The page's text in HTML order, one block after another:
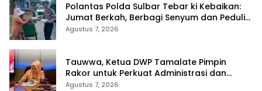
Polantas Polda Sulbar Tebar ki Kebaikan:
Jumat Berkah, Berbagi Senyum dan Peduli
Sepenuh Hati
Agustus 7, 2026
Tauwwa, Ketua DWP Tamalate Pimpin
Rakor untuk Perkuat Administrasi dan
Evaluasi Program
Agustus 7, 2026